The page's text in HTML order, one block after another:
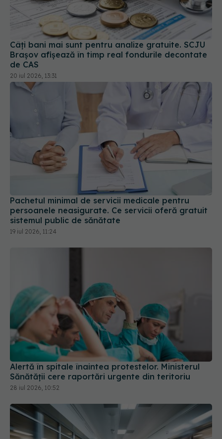
Câți bani mai sunt pentru analize gratuite. SCJU
Brașov afișează în timp real fondurile decontate
de CAS
20 iul 2026, 13:31
Pachetul minimal de servicii medicale pentru
persoanele neasigurate. Ce servicii oferă gratuit
sistemul public de sănătate
19 iul 2026, 11:24
Alertă în spitale înaintea protestelor. Ministerul
Sănătății cere raportări urgente din teritoriu
28 iul 2026, 10:52